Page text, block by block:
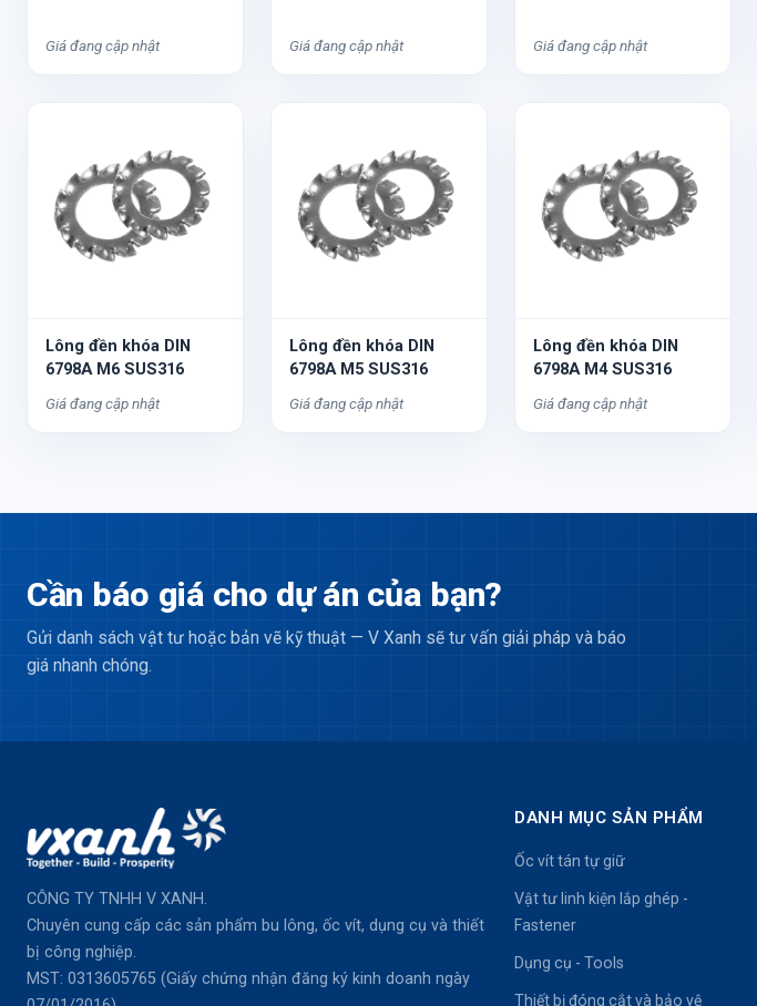
Giá đang cập nhật Giá đang cập nhật Giá đang cập nhật
Lông đền khóa DIN
6798A M6 SUS316
Giá đang cập nhật
Lông đền khóa DIN
6798A M5 SUS316
Giá đang cập nhật
Lông đền khóa DIN
6798A M4 SUS316
Giá đang cập nhật
Cần báo giá cho dự án của bạn?
Gửi danh sách vật tư hoặc bản vẽ kỹ thuật — V Xanh sẽ tư vấn giải pháp và báo
giá nhanh chóng.
CÔNG TY TNHH V XANH.
Chuyên cung cấp các sản phẩm bu lông, ốc vít, dụng cụ và thiết
bị công nghiệp.
MST: 0313605765 (Giấy chứng nhận đăng ký kinh doanh ngày
DANH MỤC SẢN PHẨM
Ốc vít tán tự giữ
Vật tư linh kiện lắp ghép -
Fastener
Dụng cụ - Tools
Thiết bị đóng cắt và bảo vệ